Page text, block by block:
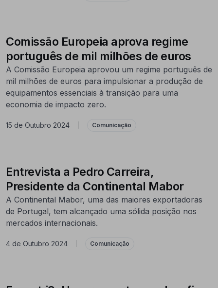
Comissão Europeia aprova regime
português de mil milhões de euros
A Comissão Europeia aprovou um regime português de
mil milhões de euros para impulsionar a produção de
equipamentos essenciais à transição para uma
economia de impacto zero.
15 de Outubro 2024 Comunicação
Entrevista a Pedro Carreira,
Presidente da Continental Mabor
A Continental Mabor, uma das maiores exportadoras
de Portugal, tem alcançado uma sólida posição nos
mercados internacionais.
4 de Outubro 2024 Comunicação